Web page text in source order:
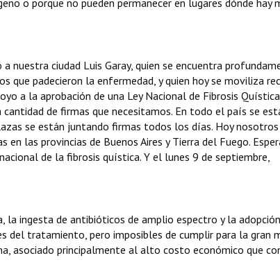
o porque no pueden permanecer en lugares dónde hay
nuestra ciudad Luis Garay, quien se encuentra
que padecieron la enfermedad, y quien hoy se moviliza
a la aprobación de una Ley Nacional de Fibrosis
de firmas que necesitamos. En todo el país se
se están juntando firmas todos los días. Hoy
las provincias de Buenos Aires y Tierra del Fuego.
de la fibrosis quística. Y el lunes 9 de septiembre,
ingesta de antibióticos de amplio espectro y la
del tratamiento, pero imposibles de cumplir para la gran
asociado principalmente al alto costo económico que